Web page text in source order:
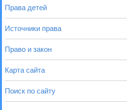
Права детей
Источники права
Право и закон
Карта сайта
Поиск по сайту